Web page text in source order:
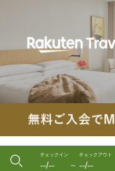
チェックイン
--/-- 〜
チェックアウト
--/--